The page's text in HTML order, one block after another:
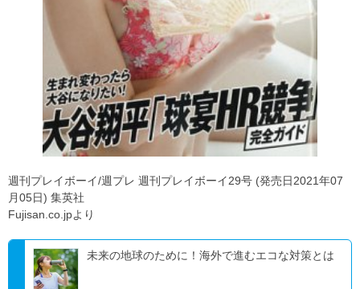
週刊プレイボーイ/週プレ 週刊プレイボーイ29号 (発売日2021年07
月05日) 集英社
Fujisan.co.jpより
未来の地球のために！海外で進むエコな対策とは